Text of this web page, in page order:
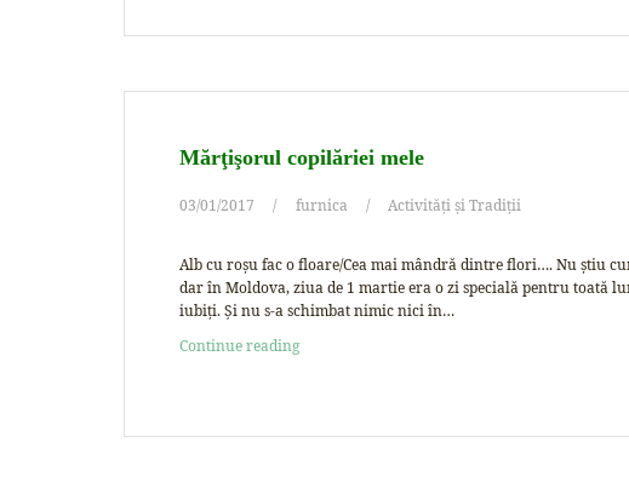
Mărţişorul copilăriei mele
03/01/2017 furnica Activități și Tradiții
Alb cu roşu fac o floare/Cea mai mândră dintre flori…. Nu știu
dar în Moldova, ziua de 1 martie era o zi specială pentru toată
iubiți. Și nu s-a schimbat nimic nici în…
Continue reading